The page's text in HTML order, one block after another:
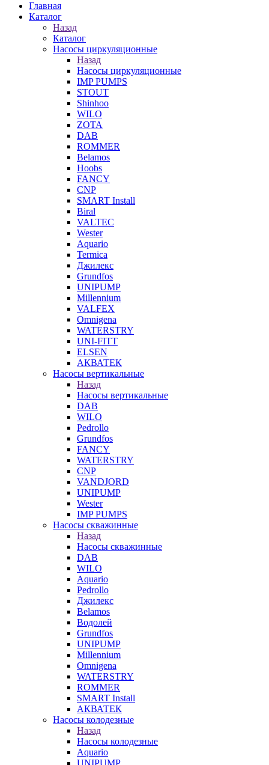
Главная
Каталог
Назад
Каталог
Насосы циркуляционные
Назад
Насосы циркуляционные
IMP PUMPS
STOUT
Shinhoo
WILO
ZOTA
DAB
ROMMER
Belamos
Hoobs
FANCY
CNP
SMART Install
Biral
VALTEC
Wester
Aquario
Termica
Джилекс
Grundfos
UNIPUMP
Millennium
VALFEX
Omnigena
WATERSTRY
UNI-FITT
ELSEN
АКВАТЕК
Насосы вертикальные
Назад
Насосы вертикальные
DAB
WILO
Pedrollo
Grundfos
FANCY
WATERSTRY
CNP
VANDJORD
UNIPUMP
Wester
IMP PUMPS
Насосы скважинные
Назад
Насосы скважинные
DAB
WILO
Aquario
Pedrollo
Джилекс
Belamos
Водолей
Grundfos
UNIPUMP
Millennium
Omnigena
WATERSTRY
ROMMER
SMART Install
АКВАТЕК
Насосы колодезные
Назад
Насосы колодезные
Aquario
UNIPUMP